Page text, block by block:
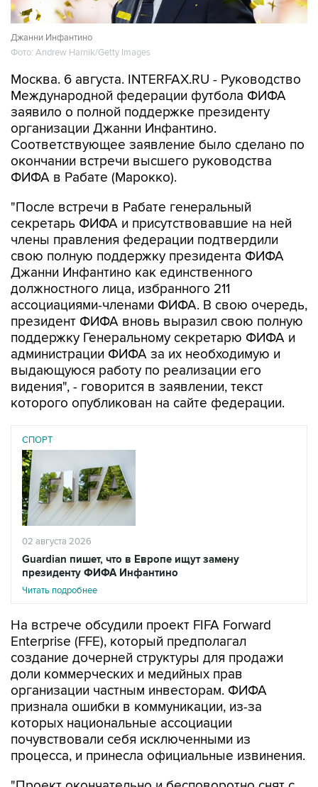
Джанни Инфантино
Фото: Andrew Harnik/Getty Images
Москва. 6 августа. INTERFAX.RU - Руководство
Международной федерации футбола ФИФА
заявило о полной поддержке президенту
организации Джанни Инфантино.
Соответствующее заявление было сделано по
окончании встречи высшего руководства
ФИФА в Рабате (Марокко).
"После встречи в Рабате генеральный
секретарь ФИФА и присутствовавшие на ней
члены правления федерации подтвердили
свою полную поддержку президента ФИФА
Джанни Инфантино как единственного
должностного лица, избранного 211
ассоциациями-членами ФИФА. В свою очередь,
президент ФИФА вновь выразил свою полную
поддержку Генеральному секретарю ФИФА и
администрации ФИФА за их необходимую и
выдающуюся работу по реализации его
видения", - говорится в заявлении, текст
которого опубликован на сайте федерации.
СПОРТ
02 августа 2026
Guardian пишет, что в Европе ищут замену
президенту ФИФА Инфантино
Читать подробнее
На встрече обсудили проект FIFA Forward
Enterprise (FFE), который предполагал
создание дочерней структуры для продажи
доли коммерческих и медийных прав
организации частным инвесторам. ФИФА
признала ошибки в коммуникации, из-за
которых национальные ассоциации
почувствовали себя исключенными из
процесса, и принесла официальные извинения.